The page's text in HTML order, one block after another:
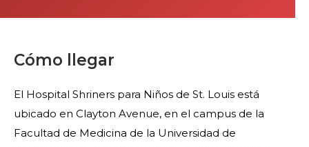
Cómo llegar
El Hospital Shriners para Niños de St. Louis está
ubicado en Clayton Avenue, en el campus de la
Facultad de Medicina de la Universidad de